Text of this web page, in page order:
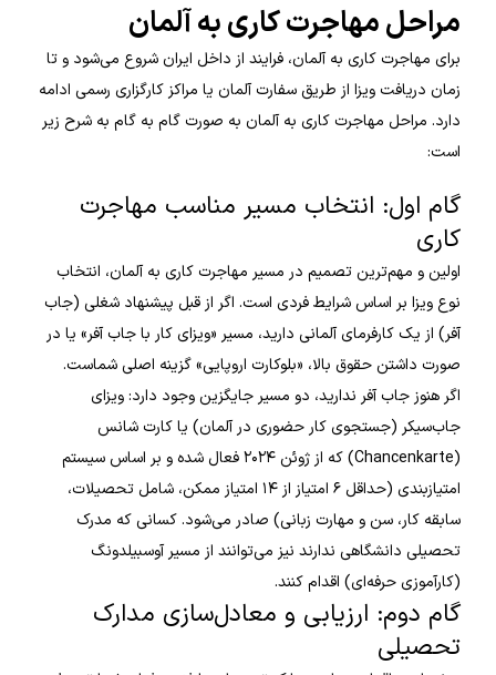
مراحل مهاجرت کاری به آلمان
برای مهاجرت کاری به آلمان، فرایند از داخل ایران شروع می‌شود و تا
زمان دریافت ویزا از طریق سفارت آلمان یا مراکز کارگزاری رسمی ادامه
دارد. مراحل مهاجرت کاری به آلمان به صورت گام به گام به شرح زیر
است:
گام اول: انتخاب مسیر مناسب مهاجرت
کاری
اولین و مهم‌ترین تصمیم در مسیر مهاجرت کاری به آلمان، انتخاب
نوع ویزا بر اساس شرایط فردی است. اگر از قبل پیشنهاد شغلی (جاب
آفر) از یک کارفرمای آلمانی دارید، مسیر «ویزای کار با جاب آفر» یا در
صورت داشتن حقوق بالا، «بلوکارت اروپایی» گزینه اصلی شماست.
اگر هنوز جاب آفر ندارید، دو مسیر جایگزین وجود دارد: ویزای
جاب‌سیکر (جستجوی کار حضوری در آلمان) یا کارت شانس
(Chancenkarte) که از ژوئن ۲۰۲۴ فعال شده و بر اساس سیستم
امتیازبندی (حداقل ۶ امتیاز از ۱۴ امتیاز ممکن، شامل تحصیلات،
سابقه کار، سن و مهارت زبانی) صادر می‌شود. کسانی که مدرک
تحصیلی دانشگاهی ندارند نیز می‌توانند از مسیر آوسبیلدونگ
(کارآموزی حرفه‌ای) اقدام کنند.
گام دوم: ارزیابی و معادل‌سازی مدارک
تحصیلی